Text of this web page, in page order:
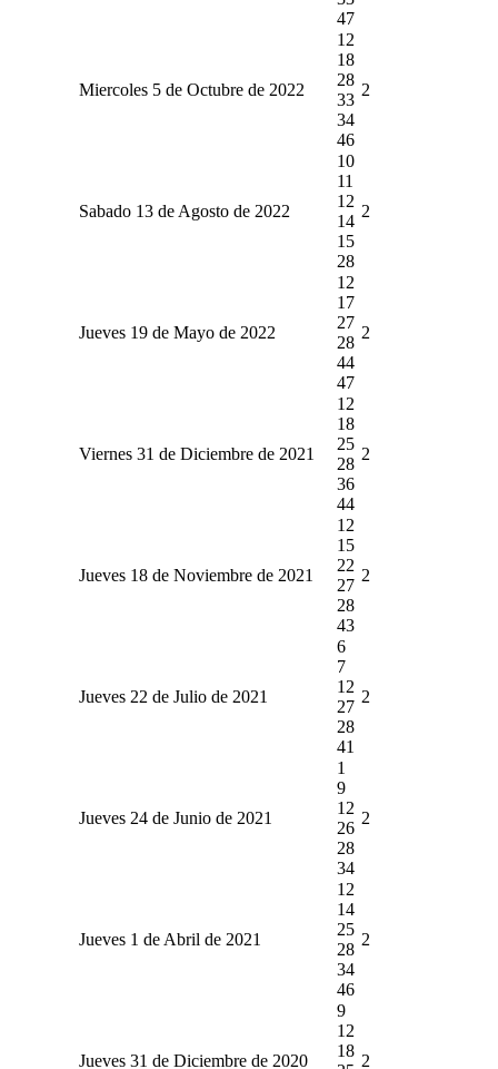
47
Miercoles 5 de Octubre de 2022
12
18
28
33
34
46
2
Sabado 13 de Agosto de 2022
10
11
12
14
15
28
2
Jueves 19 de Mayo de 2022
12
17
27
28
44
47
2
Viernes 31 de Diciembre de 2021
12
18
25
28
36
44
2
Jueves 18 de Noviembre de 2021
12
15
22
27
28
43
2
Jueves 22 de Julio de 2021
6
7
12
27
28
41
2
Jueves 24 de Junio de 2021
1
9
12
26
28
34
2
Jueves 1 de Abril de 2021
12
14
25
28
34
46
2
Jueves 31 de Diciembre de 2020
9
12
18
2